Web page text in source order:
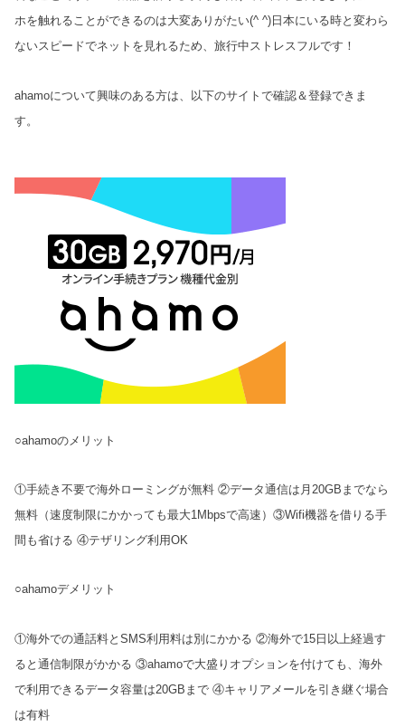
ホを触れることができるのは大変ありがたい(^ ^)日本にいる時と変わら
ないスピードでネットを見れるため、旅行中ストレスフルです！
ahamoについて興味のある方は、以下のサイトで確認＆登録できま
す。
○ahamoのメリット
①手続き不要で海外ローミングが無料 ②データ通信は月20GBまでなら
無料（速度制限にかかっても最大1Mbpsで高速）③Wifi機器を借りる手
間も省ける ④テザリング利用OK
○ahamoデメリット
①海外での通話料とSMS利用料は別にかかる ②海外で15日以上経過す
ると通信制限がかかる ③ahamoで大盛りオプションを付けても、海外
で利用できるデータ容量は20GBまで ④キャリアメールを引き継ぐ場合
は有料